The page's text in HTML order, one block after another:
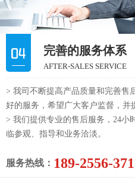
完善的服务体系
AFTER-SALES SERVICE
> 我司不断提高产品质量和完善售
好的服务，希望广大客户监督，并
> 我们提供专业的售后服务，24小
临参观、指导和业务洽淡。
服务热线： 189-2556-